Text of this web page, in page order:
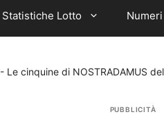
Statistiche Lotto
- Le cinquine di NOSTRADAMUS
PUBBLICITÀ